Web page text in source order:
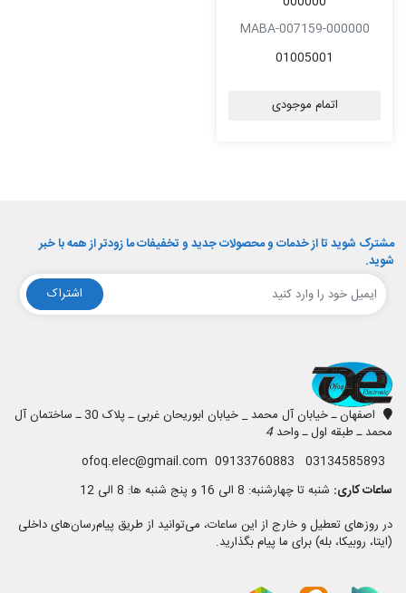
MABA-007159-000000
01005001
اتمام موجودی
مشترک شوید تا از خدمات و محصولات جدید و تخفیفات ما زودتر از همه با خبر
شوید.
اشتراک
اصفهان ـ خیابان آل محمد _ خیابان ابوریحان غربی ـ پلاک 30 ـ ساختمان آل
محمد ـ طبقه اول ـ واحد4
ساعات کاری: شنبه تا چهارشنبه: 8 الی 16 و پنج شنبه ها: 8 الی 12
در روزهای تعطیل و خارج از این ساعات، می‌توانید از طریق پیام‌رسان‌های داخلی
(ایتا، روبیکا، بله) برای ما پیام بگذارید.